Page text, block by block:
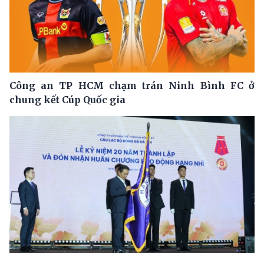
Công an TP HCM chạm trán Ninh Bình FC ở
chung kết Cúp Quốc gia